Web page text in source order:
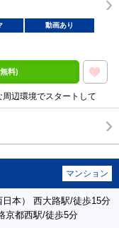
動画あり
料)
辺環境でスタートして
マンション
本） 西大路駅/徒歩15分
京都西駅/徒歩5分